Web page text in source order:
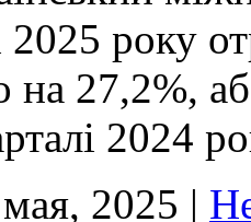
2025 року
на 27,2%,
2024
2025 |